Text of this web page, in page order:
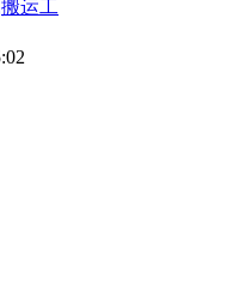
运工